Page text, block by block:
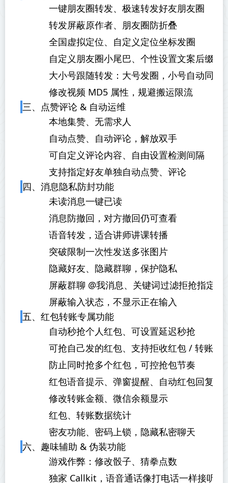
一键朋友圈转发、极速转发好友朋友圈
转发屏蔽原作者、朋友圈防折叠
全国虚拟定位、自定义定位坐标发圈
自定义朋友圈小尾巴、个性设置文案后缀
大小号跟随转发：大号发圈，小号自动同步
修改视频 MD5 属性，规避搬运限流
三、点赞评论 & 自动运维
本地集赞、无需求人
自动点赞、自动评论，解放双手
可自定义评论内容、自由设置检测间隔
支持指定好友单独自动点赞、评论
四、消息隐私防封功能
未读消息一键已读
消息防撤回，对方撤回仍可查看
语音转发，适合讲师讲课转播
突破限制一次性发送多张图片
隐藏好友、隐藏群聊，保护隐私
屏蔽群聊 @我消息、关键词过滤拒抢指定红
屏蔽输入状态，不显示正在输入
五、红包转账专属功能
自动秒抢个人红包、可设置延迟秒抢
可抢自己发的红包、支持拒收红包 / 转账
防止同时抢多个红包，可控抢包节奏
红包语音提示、弹窗提醒、自动红包回复
修改转账金额、微信余额显示
红包、转账数据统计
密友功能、密码上锁，隐藏私密聊天
六、趣味辅助 & 伪装功能
游戏作弊：修改骰子、猜拳点数
独家 Callkit，语音通话像打电话一样接听